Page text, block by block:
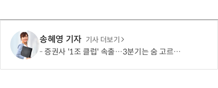
송혜영 기자 기사 더보기
증권사 '1조 클럽' 속출…3분기는 숨 고르기 전망